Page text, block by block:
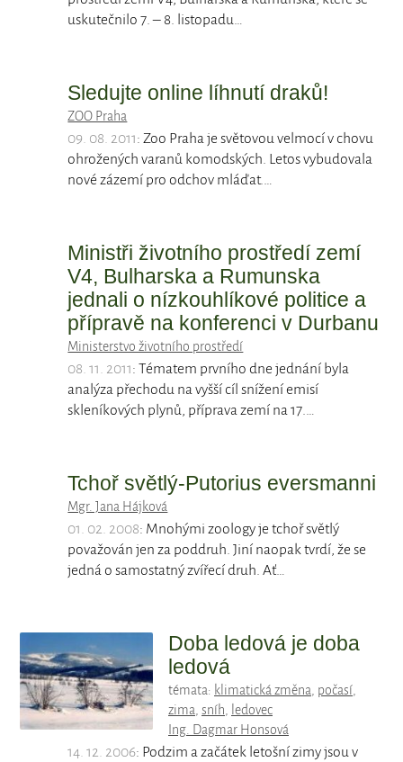
uskutečnilo 7. – 8. listopadu…
Sledujte online líhnutí draků!
ZOO Praha
09. 08. 2011: Zoo Praha je světovou velmocí v chovu
ohrožených varanů komodských. Letos vybudovala
nové zázemí pro odchov mláďat.…
Ministři životního prostředí zemí
V4, Bulharska a Rumunska
jednali o nízkouhlíkové politice a
přípravě na konferenci v Durbanu
Ministerstvo životního prostředí
08. 11. 2011: Tématem prvního dne jednání byla
analýza přechodu na vyšší cíl snížení emisí
skleníkových plynů, příprava zemí na 17.…
Tchoř světlý-Putorius eversmanni
Mgr. Jana Hájková
01. 02. 2008: Mnohými zoology je tchoř světlý
považován jen za poddruh. Jiní naopak tvrdí, že se
jedná o samostatný zvířecí druh. Ať…
Doba ledová je doba
ledová
témata: klimatická změna, počasí,
zima, sníh, ledovec
Ing. Dagmar Honsová
14. 12. 2006: Podzim a začátek letošní zimy jsou v